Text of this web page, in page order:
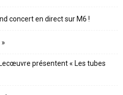
concert en direct sur M6 !
présentent « Les tubes